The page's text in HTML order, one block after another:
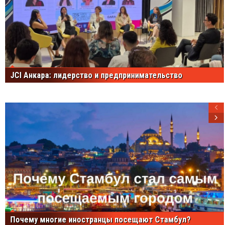
JCI Анкара: лидерство и предпринимательство
Почему многие иностранцы посещают Стамбул?